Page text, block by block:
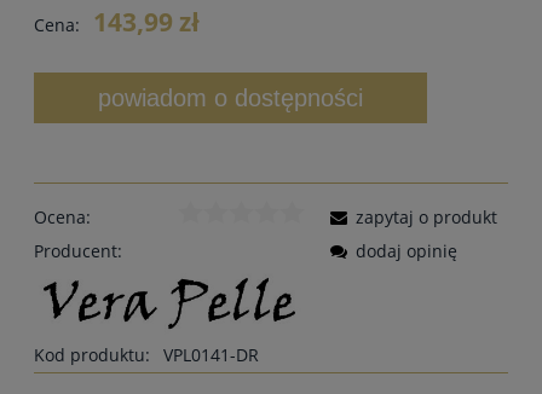
Cena: 143,99 zł
powiadom o dostępności
Ocena:
Producent:
Kod produktu: VPL0141-DR
zapytaj o produkt
dodaj opinię